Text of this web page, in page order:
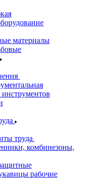
материалы
труда
комбинезоны,
рабочие